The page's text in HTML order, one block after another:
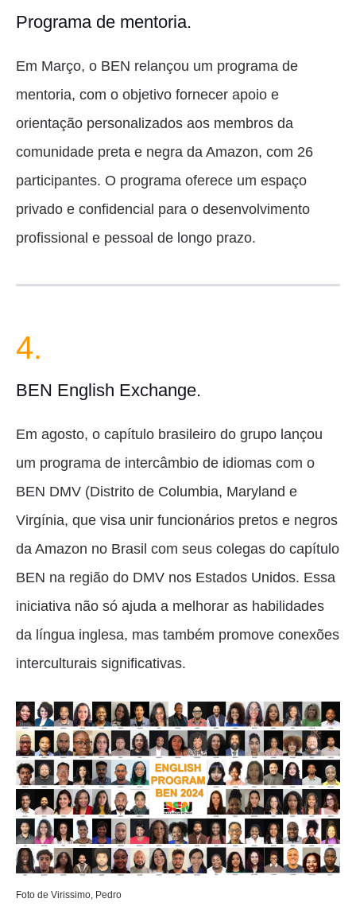
Programa de mentoria.
Em Março, o BEN relançou um programa de
mentoria, com o objetivo fornecer apoio e
orientação personalizados aos membros da
comunidade preta e negra da Amazon, com 26
participantes. O programa oferece um espaço
privado e confidencial para o desenvolvimento
profissional e pessoal de longo prazo.
4.
BEN English Exchange.
Em agosto, o capítulo brasileiro do grupo lançou
um programa de intercâmbio de idiomas com o
BEN DMV (Distrito de Columbia, Maryland e
Virgínia, que visa unir funcionários pretos e negros
da Amazon no Brasil com seus colegas do capítulo
BEN na região do DMV nos Estados Unidos. Essa
iniciativa não só ajuda a melhorar as habilidades
da língua inglesa, mas também promove conexões
interculturais significativas.
Foto de Virissimo, Pedro